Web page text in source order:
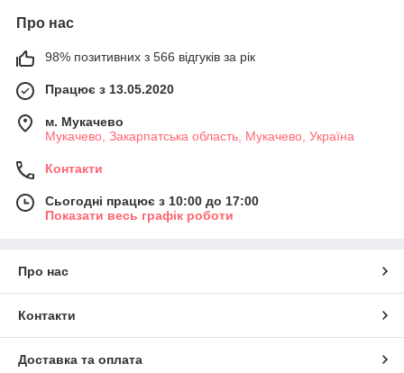
Про нас
98% позитивних з 566 відгуків за рік
Працює з 13.05.2020
м. Мукачево
Мукачево, Закарпатська область, Мукачево, Україна
Контакти
Сьогодні працює з 10:00 до 17:00
Показати весь графік роботи
Про нас
Контакти
Доставка та оплата